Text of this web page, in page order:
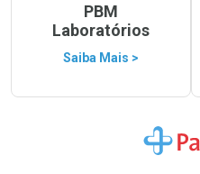
PBM
Laboratórios
Saiba Mais >
Ir para a